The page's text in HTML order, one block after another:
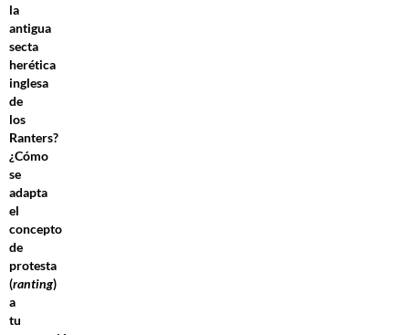
la
antigua
secta
herética
inglesa
de
los
Ranters?
¿Cómo
se
adapta
el
concepto
de
protesta
(ranting)
a
tu